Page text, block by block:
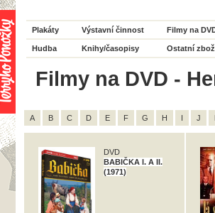
Plakáty Výstavní činnost Filmy na
Hudba Knihy/časopisy Ostatní
Filmy na DVD -
A B C D E F G H I J
DVD
BABIČKA I. A II.
(1971)